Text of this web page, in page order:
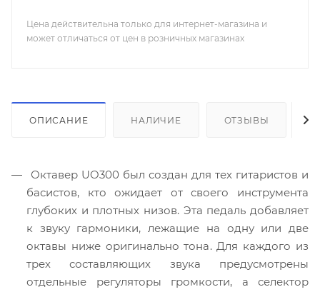
Цена действительна только для интернет-магазина и
может отличаться от цен в розничных магазинах
ОПИСАНИЕ НАЛИЧИЕ ОТЗЫВЫ
Октавер UO300 был создан для тех гитаристов и
басистов, кто ожидает от своего инструмента
глубоких и плотных низов. Эта педаль добавляет
к звуку гармоники, лежащие на одну или две
октавы ниже оригинально тона. Для каждого из
трех составляющих звука предусмотрены
отдельные регуляторы громкости, а селектор